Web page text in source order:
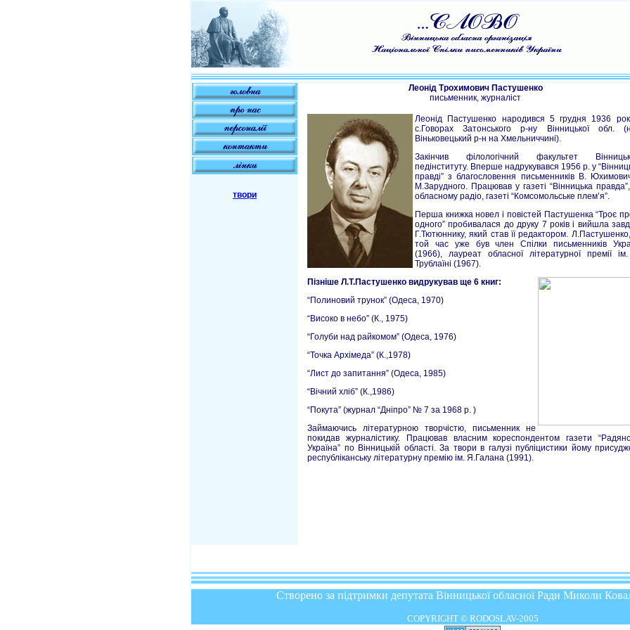
твори
Леонід Трохимович Пастушенко
письменник, журналіст
Леонід Пастушенко народився 5 грудня 1936
с.Говорах Затонського р-ну Вінницької обл.
Віньковецький р-н на Хмельниччині).
Закінчив філологічний факультет
педінституту. Вперше надрукувався 1956 р. у
правді” з благословення письменників В.
М.Зарудного. Працював у газеті “Вінницька
обласному радіо, газеті “Комсомольське плем’я”.
Перша книжка новел і повістей Пастушенка “Троє
одного” пробивалася до друку 7 років і вийшла
Г.Тютюннику, який став її редактором.
той час уже був член Спілки письменників
(1966), лауреат обласної літературної премії
Трублаїні (1967).
Пізніше Л.Т.Пастушенко видрукував ще 6 книг:
“Полиновий трунок” (Одеса, 1970)
“Високо в небо” (К., 1975)
“Голуби над райкомом” (Одеса, 1976)
“Точка Архімеда” (К.,1978)
“Лист до запитання” (Одеса, 1985)
“Вічний хліб” (К.,1986)
“Покута” (журнал “Дніпро” № 7 за 1968 р. )
Займаючись літературною творчістю, письменник не
покидав журналістику. Працював власним кореспондентом газети
Україна” по Вінницькій області. За твори в галузі публіцистики йому
республіканську літературну премію ім. Я.Галана (1991).
Створено за підтримки депутата Вінницької обласної Ради Миколи
COPYRIGHT © RODOSLAV-2005